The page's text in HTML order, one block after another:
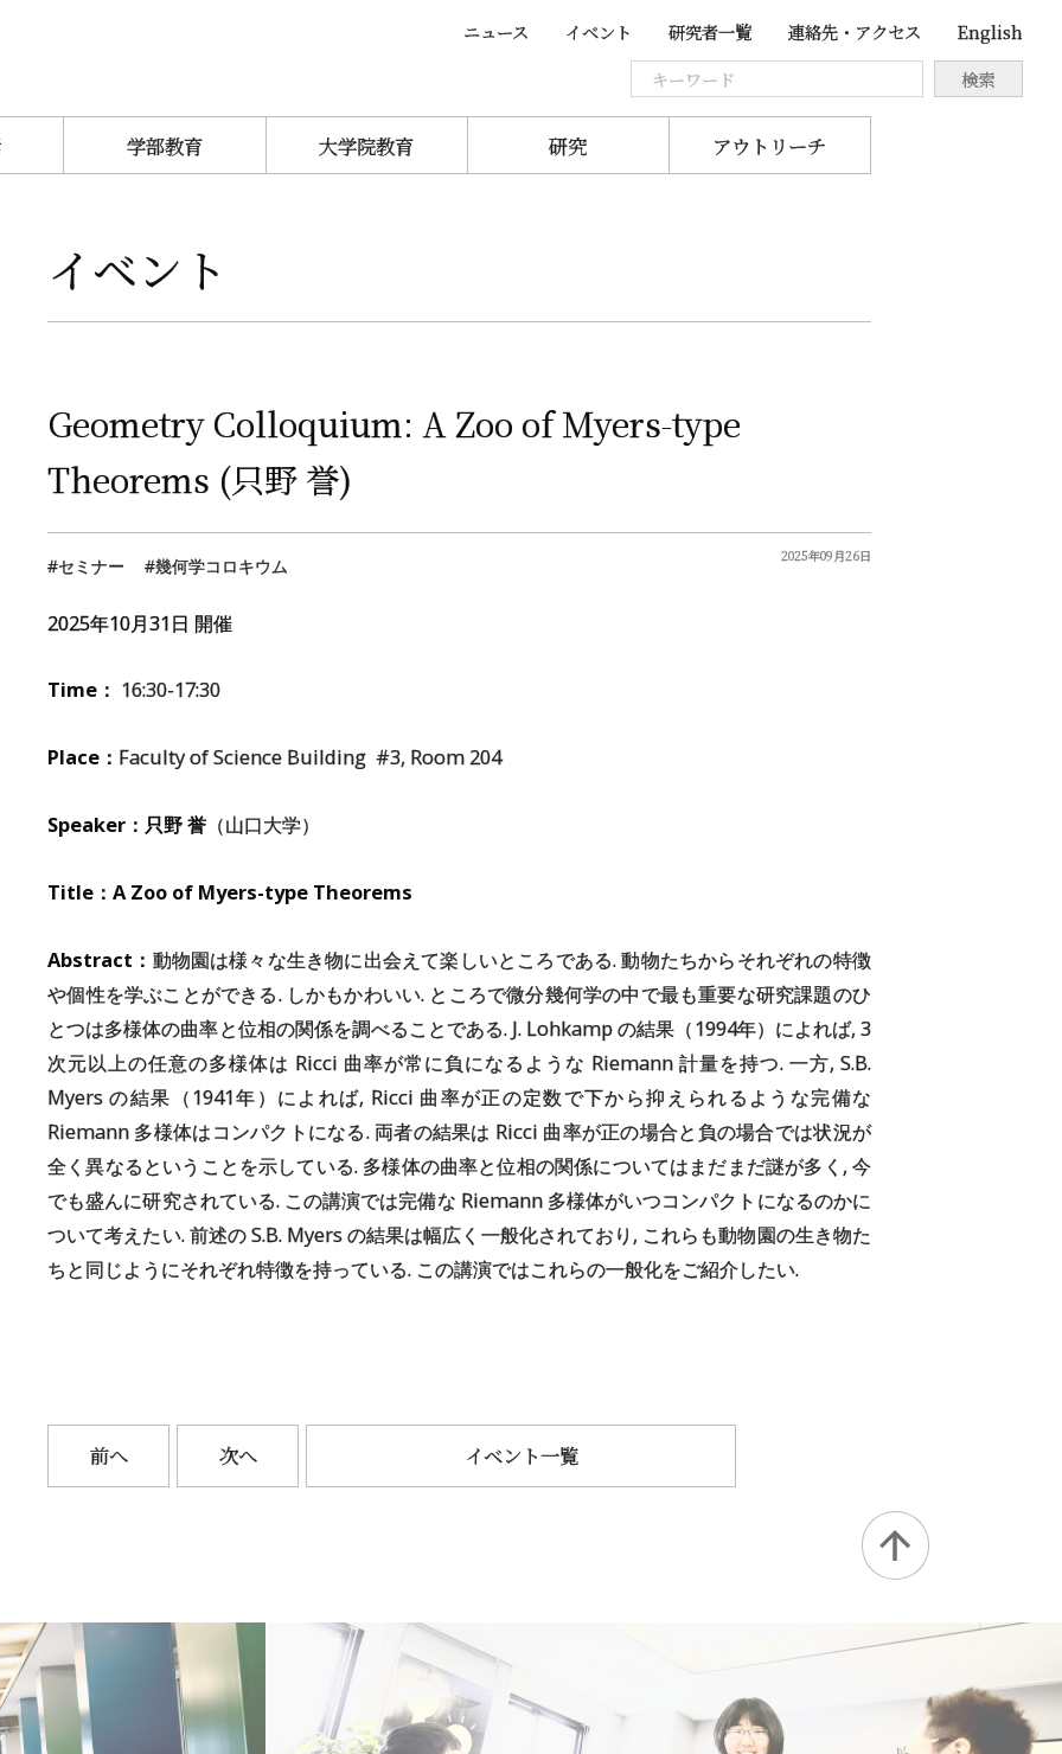
ニュース イベント 研究者一覧 連絡先・アクセス English
学部教育 大学院教育 研究 アウトリーチ
イベント
Geometry Colloquium: A Zoo of Myers-type
Theorems (只野 誉)
セミナー 幾何学コロキウム 2025年09月26日
2025年10月31日 開催
Time： 16:30-17:30
Place： Faculty of Science Building #3, Room 204
Speaker：只野 誉 （山口大学）
Title：A Zoo of Myers-type Theorems
Abstract： 動物園は様々な生き物に出会えて楽しいところである. 動物たちからそれぞれの特徴
や個性を学ぶことができる. しかもかわいい. ところで微分幾何学の中で最も重要な研究課題のひ
とつは多様体の曲率と位相の関係を調べることである. J. Lohkamp の結果（1994年）によれば, 3
次元以上の任意の多様体は Ricci 曲率が常に負になるような Riemann 計量を持つ. 一方, S.B.
Myers の結果（1941年）によれば, Ricci 曲率が正の定数で下から抑えられるような完備な
Riemann 多様体はコンパクトになる. 両者の結果は Ricci 曲率が正の場合と負の場合では状況が
全く異なるということを示している. 多様体の曲率と位相の関係についてはまだまだ謎が多く, 今
でも盛んに研究されている. この講演では完備な Riemann 多様体がいつコンパクトになるのかに
ついて考えたい. 前述の S.B. Myers の結果は幅広く一般化されており, これらも動物園の生き物た
ちと同じようにそれぞれ特徴を持っている. この講演ではこれらの一般化をご紹介したい.
前へ 次へ イベント一覧